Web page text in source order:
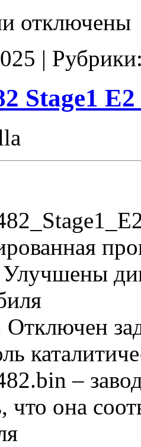
записи
Stage1
noCHK
отключены
|
Stage1
Улучшены
–
что она